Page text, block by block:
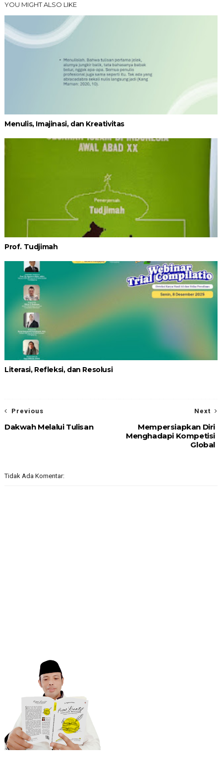
YOU MIGHT ALSO LIKE
Menulis, Imajinasi, dan Kreativitas
Prof. Tudjimah
Literasi, Refleksi, dan Resolusi
Next
Mempersiapkan Diri
Menghadapi Kompetisi
Global
Previous
Dakwah Melalui Tulisan
Tidak Ada Komentar: